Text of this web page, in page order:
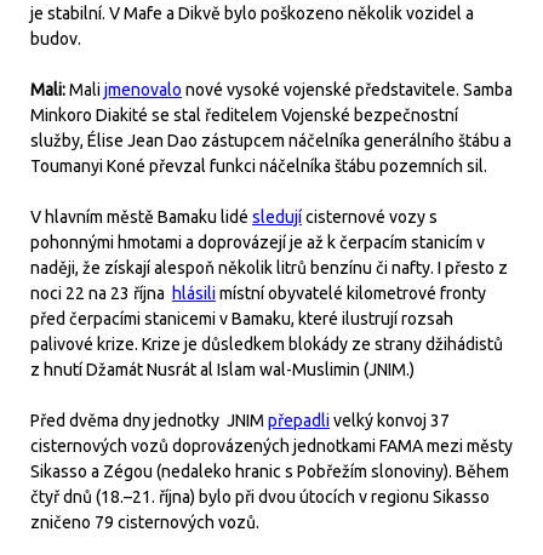
je stabilní. V Mafe a Dikvě bylo poškozeno několik vozidel a
budov.
Mali:Malijmenovalo nové vysoké vojenské představitele. Samba
Minkoro Diakité se stal ředitelem Vojenské bezpečnostní
služby, Élise Jean Dao zástupcem náčelníka generálního štábu a
Toumanyi Koné převzal funkci náčelníka štábu pozemních sil.
V hlavním městě Bamaku lidé sledujícisternové vozy s
pohonnými hmotami a doprovázejí je až k čerpacím stanicím v
naději, že získají alespoň několik litrů benzínu či nafty. I přesto z
noci 22 na 23 října hlásilimístní obyvatelé kilometrové fronty
před čerpacími stanicemi v Bamaku, které ilustrují rozsah
palivové krize. Krize je důsledkem blokády ze strany džihádistů
z hnutí Džamát Nusrát al Islam wal-Muslimin (JNIM.)
Před dvěma dny jednotky JNIM přepadlivelký konvoj 37
cisternových vozů doprovázených jednotkami FAMA mezi městy
Sikasso a Zégou (nedaleko hranic s Pobřežím slonoviny). Během
čtyř dnů (18.–21. října) bylo při dvou útocích v regionu Sikasso
zničeno 79 cisternových vozů.